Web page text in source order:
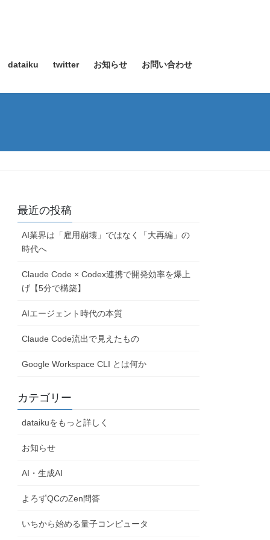
dataiku twitter お知らせ お問い合わせ
最近の投稿
AI業界は「雇用崩壊」ではなく「大再編」の
時代へ
Claude Code × Codex連携で開発効率を爆上
げ【5分で構築】
AIエージェント時代の本質
Claude Code流出で見えたもの
Google Workspace CLI とは何か
カテゴリー
dataikuをもっと詳しく
お知らせ
AI・生成AI
よろずQCのZen問答
いちから始める量子コンピュータ